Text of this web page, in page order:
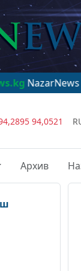
- дүйнө
94,0521
Архив